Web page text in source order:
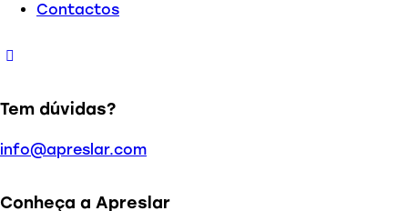
Contactos
Tem dúvidas?
info@apreslar.com
Conheça a Apreslar